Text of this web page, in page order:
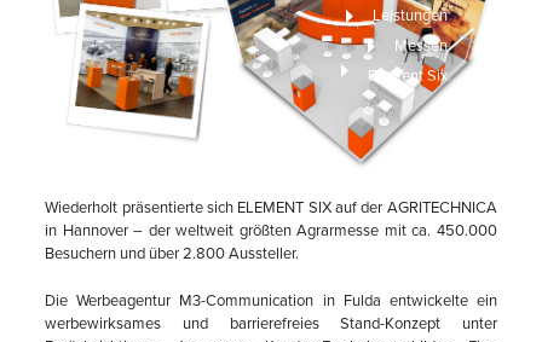
Leistungen
Messen
Element Six – 30 qm barrierefreier und lichtdurchfluteter Messestand auf der AGRITECHNICA 2019
Wiederholt präsentierte sich ELEMENT SIX auf der AGRITECHNICA
in Hannover – der weltweit größten Agrarmesse mit ca. 450.000
Besuchern und über 2.800 Aussteller.
Die Werbeagentur M3-Communication in Fulda entwickelte ein
werbewirksames und barrierefreies Stand-Konzept unter